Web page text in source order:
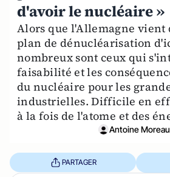
d'avoir le nucléaire »
Alors que l'Allemagne vient
plan de dénucléarisation
nombreux sont ceux qui
faisabilité et les
du nucléaire pour les
industrielles. Difficile en
à la fois de l'atome et des
Antoine Moreau
PARTAGER